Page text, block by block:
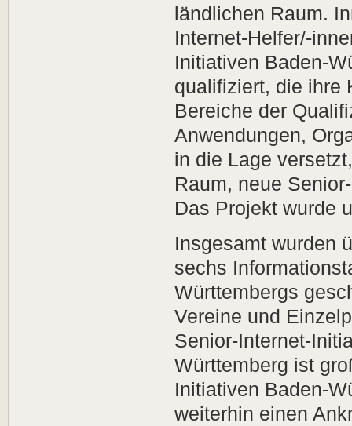
ländlichen Raum.
Internet-Helfer/-
Initiativen Baden-
qualifiziert, die ihre
Bereiche der
Anwendungen,
in die Lage
Raum, neue
Das Projekt wurde
Insgesamt wurden
sechs
Württembergs
Vereine und
Senior-Internet-
Württemberg ist
Initiativen Baden-
weiterhin einen